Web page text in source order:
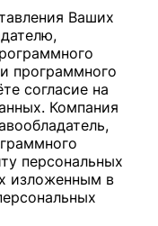
Ваших
программного
согласие на
Компания
персональных
изложенным в